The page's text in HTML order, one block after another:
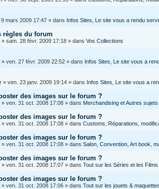
9 mars 2009 17:47 » dans Infos Sites, Le site vous a rendu
règles du forum
» sam. 28 févr. 2009 17:18 » dans Vos Collections
» ven. 27 févr. 2009 22:52 » dans Infos Sites, Le site vous a
» ven. 23 janv. 2009 19:14 » dans Infos Sites, Le site vous a
des images sur le forum ?
» ven. 31 oct. 2008 17:08 » dans Merchandising et Autres sujets
des images sur le forum ?
» ven. 31 oct. 2008 17:08 » dans Customs, Réparations,
des images sur le forum ?
» ven. 31 oct. 2008 17:08 » dans Salon, Convention, Art book,
des images sur le forum ?
» ven. 31 oct. 2008 17:07 » dans Tout sur les Séries et les Films
des images sur le forum ?
» ven. 31 oct. 2008 17:06 » dans Tout sur les jouets &